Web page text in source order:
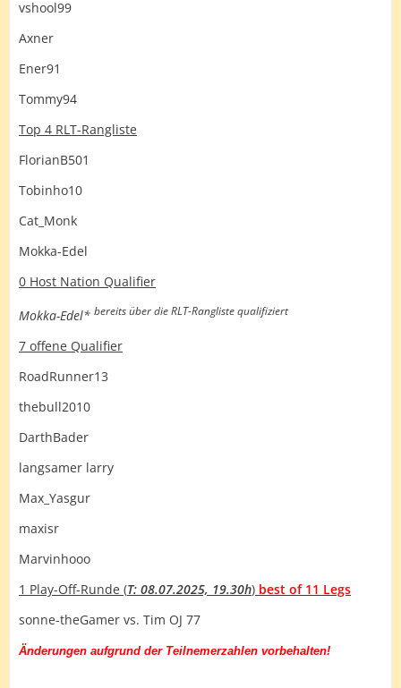
vshool99
Axner
Ener91
Tommy94
Top 4 RLT-Rangliste
FlorianB501
Tobinho10
Cat_Monk
Mokka-Edel
0 Host Nation Qualifier
Mokka-Edel* bereits über die RLT-Rangliste qualifiziert
7 offene Qualifier
RoadRunner13
thebull2010
DarthBader
langsamer larry
Max_Yasgur
maxisr
Marvinhooo
1 Play-Off-Runde (T: 08.07.2025, 19.30h) best of 11 Legs
sonne-theGamer vs. Tim OJ 77
Änderungen aufgrund der Teilnemerzahlen vorbehalten!